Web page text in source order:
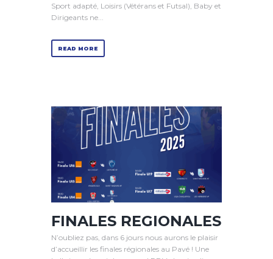
Sport adapté, Loisirs (Vétérans et Futsal), Baby et
Dirigeants ne...
READ MORE
FINALES REGIONALES
N’oubliez pas, dans 6 jours nous aurons le plaisir
d’accueillir les finales régionales au Pavé ! Une